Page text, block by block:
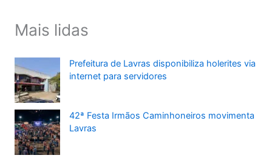
Mais lidas
Prefeitura de Lavras disponibiliza holerites via
internet para servidores
42ª Festa Irmãos Caminhoneiros movimenta
Lavras